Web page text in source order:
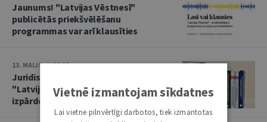
Jaunums! "Latvijas Vēstnesī"
publicētās priekšvēlēšanu
programmas var arī klausīties
13. MAIJS • 09:29
Juridiskā literatūra par 1 eiro –
"Latvijas Vēstneša" noliktavas
izpārdošana
Vietnē izmantojam sīkdatnes
Lai vietne pilnvērtīgi darbotos, tiek izmantotas